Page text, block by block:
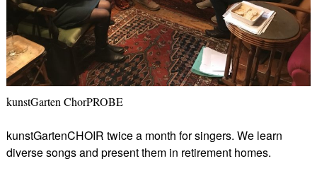
kunstGarten ChorPROBE
kunstGartenCHOIR twice a month for singers. We learn
diverse songs and present them in retirement homes.